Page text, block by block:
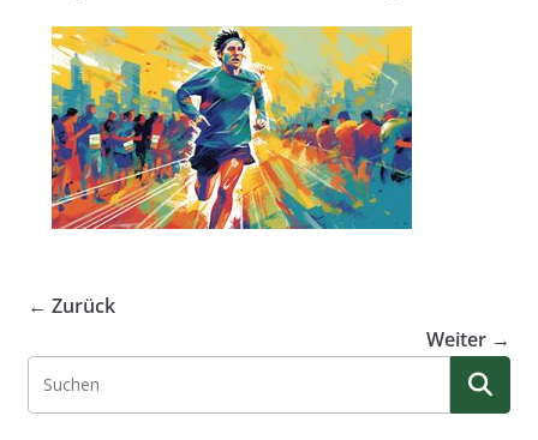
← Zurück
Weiter →